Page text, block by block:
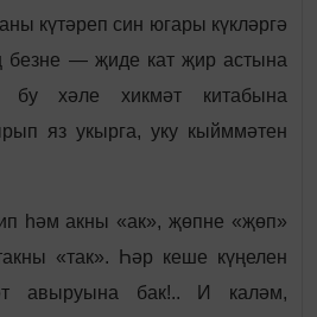
күтәреп син югары күкләргә
безне — җиде кат җир астына
бу хәле хикмәт китабына
яз укырга, уку кыйммәтен
һәм акны «ак», җөпне «җөп»
«так». Һәр кеше күңелен
авыруына бак!.. И каләм,